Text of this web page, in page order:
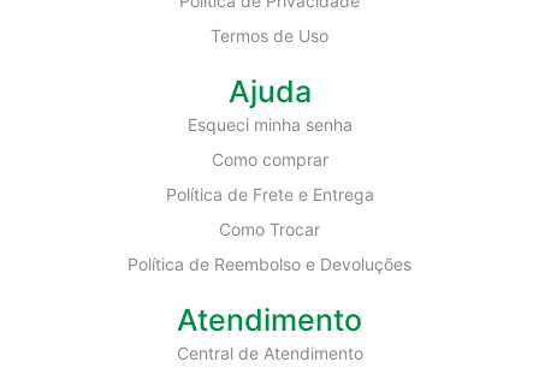
Termos de Uso
Ajuda
Esqueci minha senha
Como comprar
Política de Frete e Entrega
Como Trocar
Política de Reembolso e Devoluções
Atendimento
Central de Atendimento